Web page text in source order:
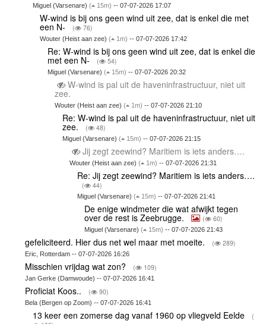
Miguel (Varsenare) ( 15m) -- 07-07-2026 17:07
W-wind is bij ons geen wind uit zee, dat is enkel die met
een N- ( 76)
Wouter (Heist aan zee)( 1m) -- 07-07-2026 17:42
Re: W-wind is bij ons geen wind uit zee, dat is enkel die
met een N- ( 54)
Miguel (Varsenare) ( 15m) -- 07-07-2026 20:32
W-wind is pal uit de haveninfrastructuur, niet uit
zee.
Wouter (Heist aan zee)( 1m) -- 07-07-2026 21:10
Re: W-wind is pal uit de haveninfrastructuur, niet uit
zee. ( 48)
Miguel (Varsenare) ( 15m) -- 07-07-2026 21:15
Jij zegt zeewind? Maritiem is iets anders….
Wouter (Heist aan zee)( 1m) -- 07-07-2026 21:31
Re: Jij zegt zeewind? Maritiem is iets anders….
( 44)
Miguel (Varsenare) ( 15m) -- 07-07-2026 21:41
De enige windmeter die wat afwijkt tegen
over de rest is Zeebrugge. ( 60)
Miguel (Varsenare)( 15m) -- 07-07-2026 21:43
gefeliciteerd. Hier dus net wel maar met moeite. ( 289)
Eric, Rotterdam -- 07-07-2026 16:26
Misschien vrijdag wat zon? ( 109)
Jan Gerke (Damwoude) -- 07-07-2026 16:41
Proficiat Koos.. ( 90)
Bela (Bergen op Zoom) -- 07-07-2026 16:41
13 keer een zomerse dag vanaf 1960 op vliegveld Eelde
(